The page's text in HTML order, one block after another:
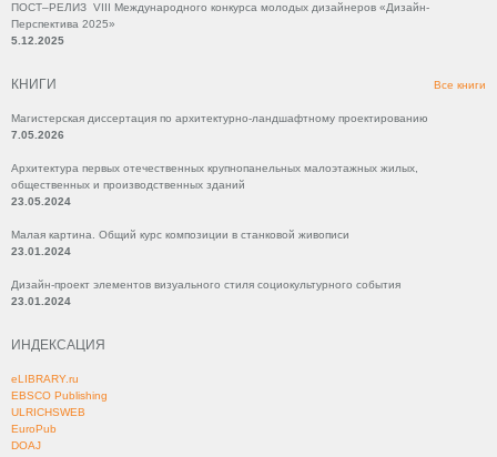
ПОСТ–РЕЛИЗ VIII Международного конкурса молодых дизайнеров «Дизайн-
Перспектива 2025»
5.12.2025
КНИГИ Все книги
Магистерская диссертация по архитектурно-ландшафтному проектированию
7.05.2026
Архитектура первых отечественных крупнопанельных малоэтажных жилых,
общественных и производственных зданий
23.05.2024
Малая картина. Общий курс композиции в станковой живописи
23.01.2024
Дизайн-проект элементов визуального стиля социокультурного события
23.01.2024
ИНДЕКСАЦИЯ
eLIBRARY.ru
EBSCO Publishing
ULRICHSWEB
EuroPub
DOAJ